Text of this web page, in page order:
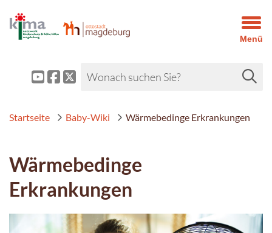
Menü
Startseite Baby-Wiki Wärmebedinge Erkrankungen
Wärmebedinge
Erkrankungen